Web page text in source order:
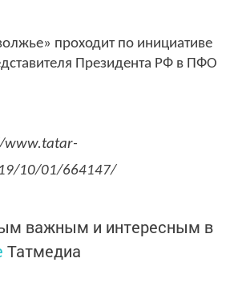
проходит по инициативе
Президента РФ в ПФО
www.tatar-
10/01/664147/
важным и интересным в
Татмедиа